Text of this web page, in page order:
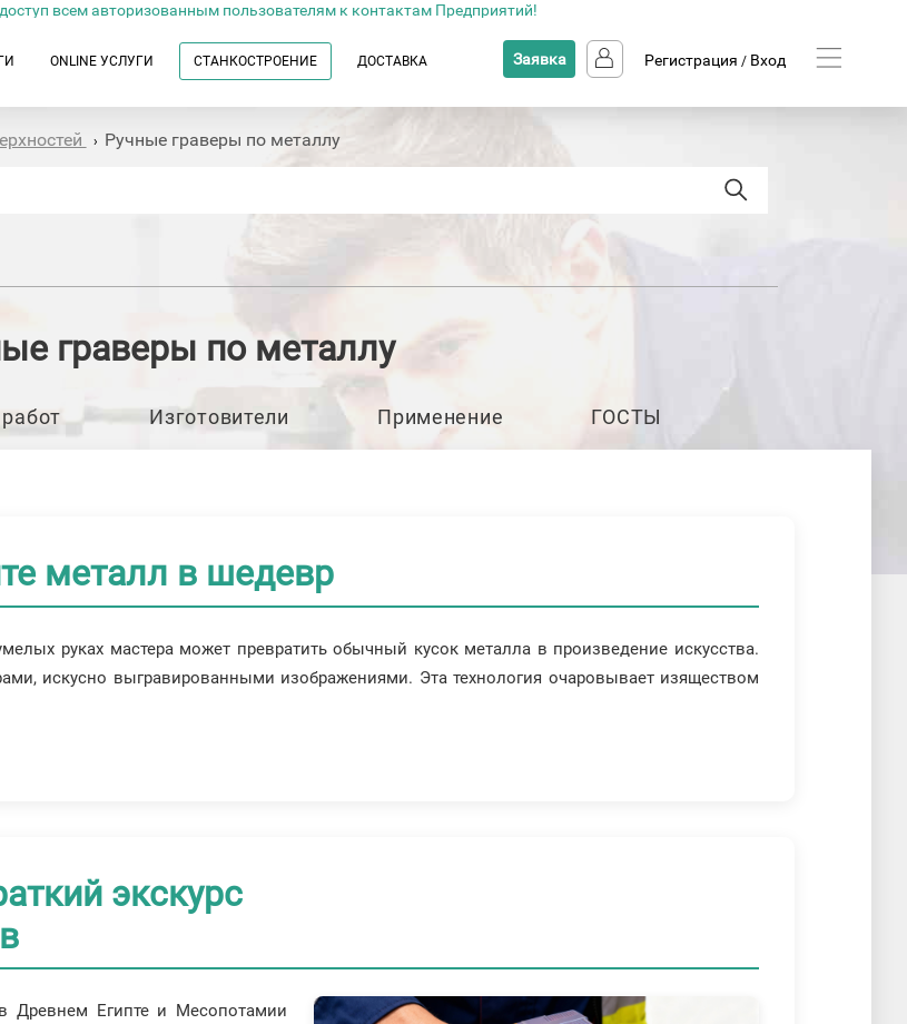
всем авторизованным пользователям к контактам Предприятий!
ONLINE УСЛУГИ СТАНКОСТРОЕНИЕ ДОСТАВКА Заявка Регистрация / Вход
› Ручные граверы по металлу
граверы по металлу
Изготовители Применение ГОСТЫ
металл в шедевр
руках мастера может превратить обычный кусок металла в произведение искусства.
искусно выгравированными изображениями. Эта технология очаровывает изяществом
экскурс
Древнем Египте и Месопотамии